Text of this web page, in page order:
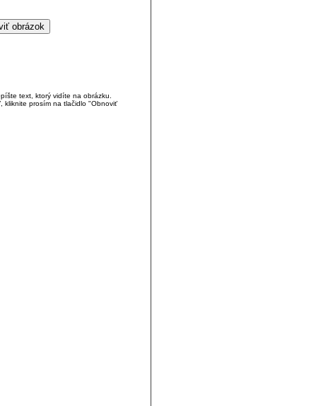
text, ktorý vidíte na obrázku.
prosím na tlačidlo "Obnoviť